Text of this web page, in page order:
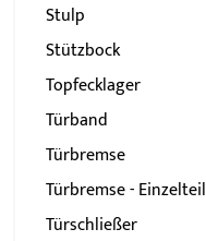
Stulp
Stützbock
Topfecklager
Türband
Türbremse
Türbremse - Einzelteil
Türschließer